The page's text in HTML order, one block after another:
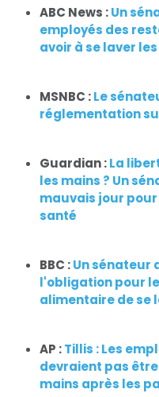
ABC News :Un
employés des
avoir à se laver
MSNBC :Le
réglementation
Guardian :La
les mains ? Un
mauvais jour
santé
BBC :Un sénateur
l'obligation pour
alimentaire de se
AP :Tillis : Les
devraient pas
mains après les